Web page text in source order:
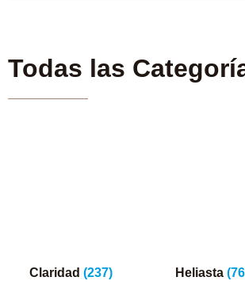
Todas las
Claridad (237) Heliasta